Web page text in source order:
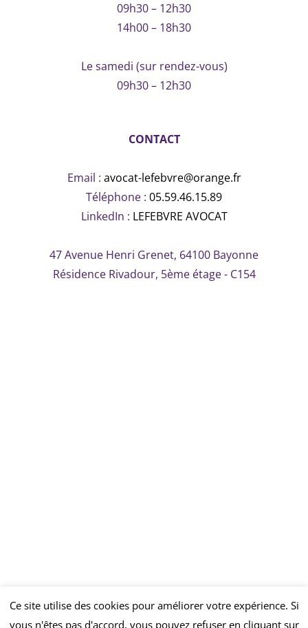
09h30 – 12h30
14h00 – 18h30
Le samedi (sur rendez-vous)
09h30 – 12h30
CONTACT
Email : avocat-lefebvre@orange.fr
Téléphone : 05.59.46.15.89
LinkedIn : LEFEBVRE AVOCAT
47 Avenue Henri Grenet, 64100 Bayonne
Résidence Rivadour, 5ème étage - C154
Ce site utilise des cookies pour améliorer votre expérience. Si
vous n'êtes pas d'accord, vous pouvez refuser en cliquant sur